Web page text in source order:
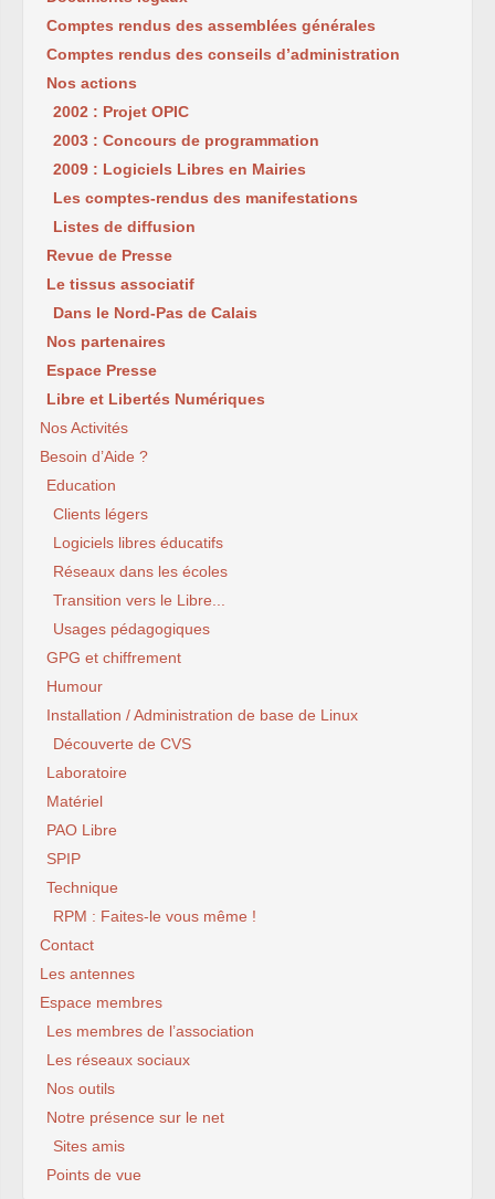
Comptes rendus des assemblées générales
Comptes rendus des conseils d’administration
Nos actions
2002 : Projet OPIC
2003 : Concours de programmation
2009 : Logiciels Libres en Mairies
Les comptes-rendus des manifestations
Listes de diffusion
Revue de Presse
Le tissus associatif
Dans le Nord-Pas de Calais
Nos partenaires
Espace Presse
Libre et Libertés Numériques
Nos Activités
Besoin d’Aide ?
Education
Clients légers
Logiciels libres éducatifs
Réseaux dans les écoles
Transition vers le Libre...
Usages pédagogiques
GPG et chiffrement
Humour
Installation / Administration de base de Linux
Découverte de CVS
Laboratoire
Matériel
PAO Libre
SPIP
Technique
RPM : Faites-le vous même !
Contact
Les antennes
Espace membres
Les membres de l’association
Les réseaux sociaux
Nos outils
Notre présence sur le net
Sites amis
Points de vue